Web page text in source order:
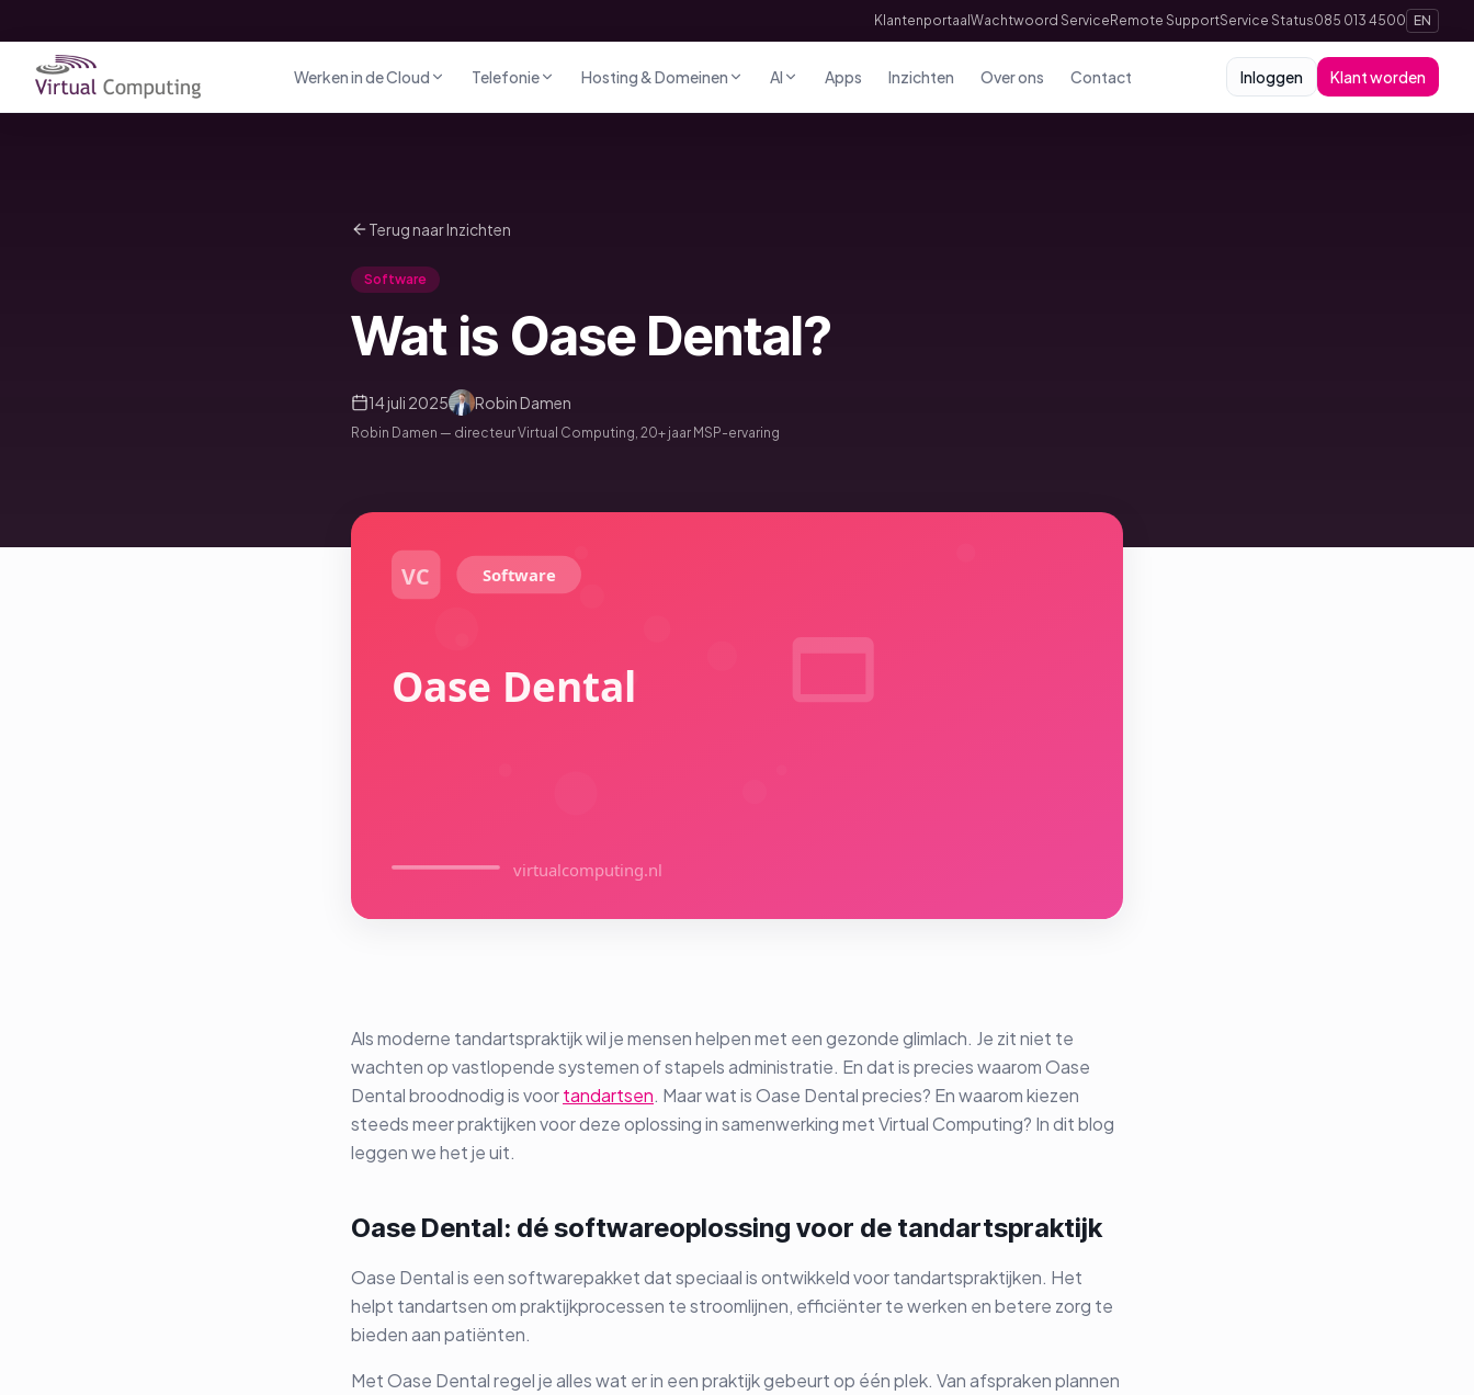
Klantenportaal Wachtwoord Service Remote SupportService Status085 013 4500 EN
Werken in de Cloud Telefonie Hosting & Domeinen AI Apps Inzichten Over ons Contact Inloggen Klant worden
Terug naar Inzichten
Software
Wat is Oase Dental?
14 juli 2025 Robin Damen
Robin Damen — directeur Virtual Computing, 20+ jaar MSP-ervaring
Als moderne tandartspraktijk wil je mensen helpen met een gezonde glimlach. Je zit niet te
wachten op vastlopende systemen of stapels administratie. En dat is precies waarom Oase
Dental broodnodig is voortandartsen. Maar wat is Oase Dental precies? En waarom kiezen
steeds meer praktijken voor deze oplossing in samenwerking met Virtual Computing? In dit blog
leggen we het je uit.
Oase Dental: dé softwareoplossing voor de tandartspraktijk
Oase Dental is een softwarepakket dat speciaal is ontwikkeld voor tandartspraktijken. Het
helpt tandartsen om praktijkprocessen te stroomlijnen, efficiënter te werken en betere zorg te
bieden aan patiënten.
Met Oase Dental regel je alles wat er in een praktijk gebeurt op één plek. Van afspraken plannen